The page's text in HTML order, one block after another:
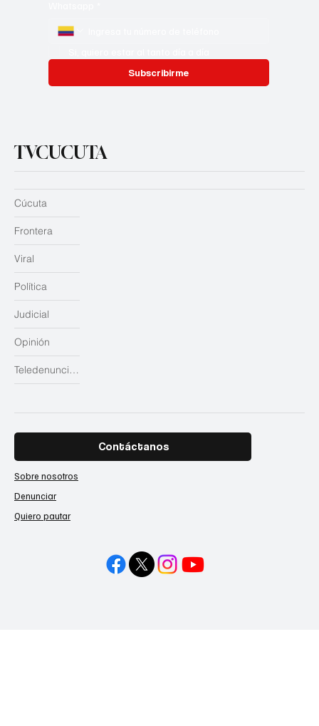
Subscribirme
TVCUCUTA
Judicial
Opinión
Teledenuncias
Cúcuta
Frontera
Viral
Política
Contáctanos
Sobre nosotros
Denunciar
Quiero pautar